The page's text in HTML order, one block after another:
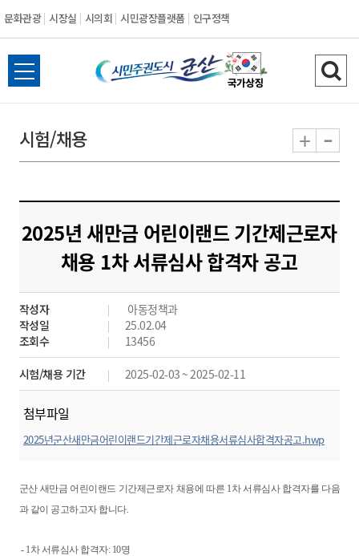
문화관광 시장실 시의회 시민광장플랫폼 인구정책
시
민
도
시
군
산
전
체
뉴
열
검
색
기
시험/채용 + -
2025년 새만금 어린이랜드 기간제근로자
채용 1차 서류심사 합격자 공고
작성자
아동정책과
작성일
25.02.04
조회수
13456
시험/채용 기간 2025-02-03 ~ 2025-02-11
첨부파일
2025년군산새만금어린이랜드기간제근로자채용서류심사합격자공고.hwp
군산 새만금 어린이랜드 기간제근로자 채용에 따른 1차 서류심사 합격자를 다음
과 같이 공고하고자 합니다.
- 1차 서류심사 합격자: 10명